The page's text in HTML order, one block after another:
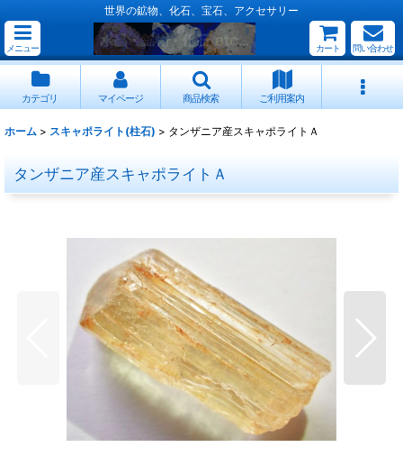
世界の鉱物、化石、宝石、アクセサリー
メニュー カート 問い合わせ
カテゴリ マイページ 商品検索 ご利用案内
ホーム > スキャポライト(柱石) > タンザニア産スキャポライトＡ
タンザニア産スキャポライトＡ